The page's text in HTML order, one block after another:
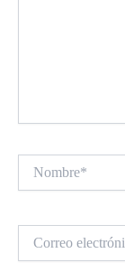
electrónico*